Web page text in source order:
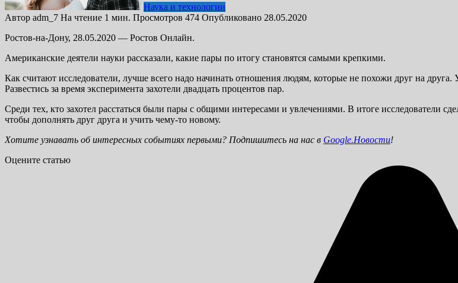
Наука и технологии
Автор adm_7 На чтение 1 мин. Просмотров 474 Опубликовано 28.05.2020
Ростов-на-Дону, 28.05.2020 — Ростов Онлайн.
Американские деятели науки рассказали, какие пары по итогу становятся самыми крепкими.
Как считают исследователи, лучше всего надо начинать отношения людям, которые не похожи друг на
Развестись за время эксперимента захотели двадцать процентов пар.
Среди тех, кто захотел расстаться были пары с общими интересами и увлечениями. В итоге исследователи
чтобы дополнять друг друга и учить чему-то новому.
Хотите узнавать об интересных событиях первыми? Подпишитесь на нас в Google.Новости!
Оцените статью